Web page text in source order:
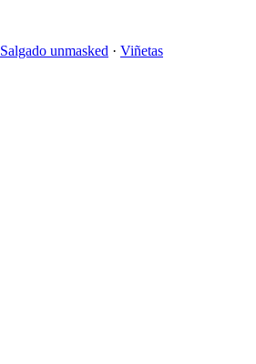
Salgado unmasked · Viñetas